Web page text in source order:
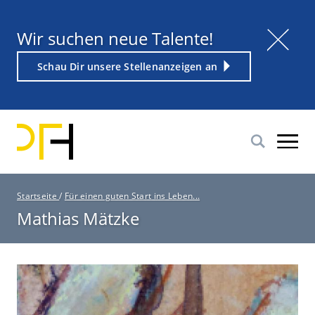
InhaltTitel
Wir suchen neue Talente!
Link
Schau Dir unsere Stellenanzeigen an
P
f
a
a
v
i
Startseite/ Für einen guten Start ins Leben...
Mathias Mätzke